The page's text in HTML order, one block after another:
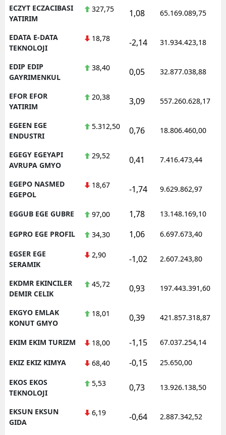
ECZYT ECZACIBASI
YATIRIM
327,75 1,08 65.169.089,75
EDATA E-DATA
TEKNOLOJI
18,78 -2,14 31.934.423,18
EDIP EDIP
GAYRIMENKUL
38,40 0,05 32.877.038,88
EFOR EFOR
YATIRIM
20,38 3,09 557.260.628,17
EGEEN EGE
ENDUSTRI
5.312,50 0,76 18.806.460,00
EGEGY EGEYAPI
AVRUPA GMYO
29,52 0,41 7.416.473,44
EGEPO NASMED
EGEPOL
18,67 -1,74 9.629.862,97
EGGUB EGE GUBRE 97,00 1,78 13.148.169,10
EGPRO EGE PROFIL 34,30 1,06 6.697.673,40
EGSER EGE
SERAMIK
2,90 -1,02 2.607.243,80
EKDMR EKINCILER
DEMIR CELIK
45,72 0,93 197.443.391,60
EKGYO EMLAK
KONUT GMYO
18,01 0,39 421.857.318,87
EKIM EKIM TURIZM 18,00 -1,15 67.037.254,14
EKIZ EKIZ KIMYA 68,40 -0,15 25.650,00
EKOS EKOS
TEKNOLOJI
5,53 0,73 13.926.138,50
EKSUN EKSUN
GIDA
6,19 -0,64 2.887.342,52